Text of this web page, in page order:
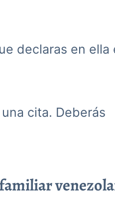
declaras en ella
cita. Deberás